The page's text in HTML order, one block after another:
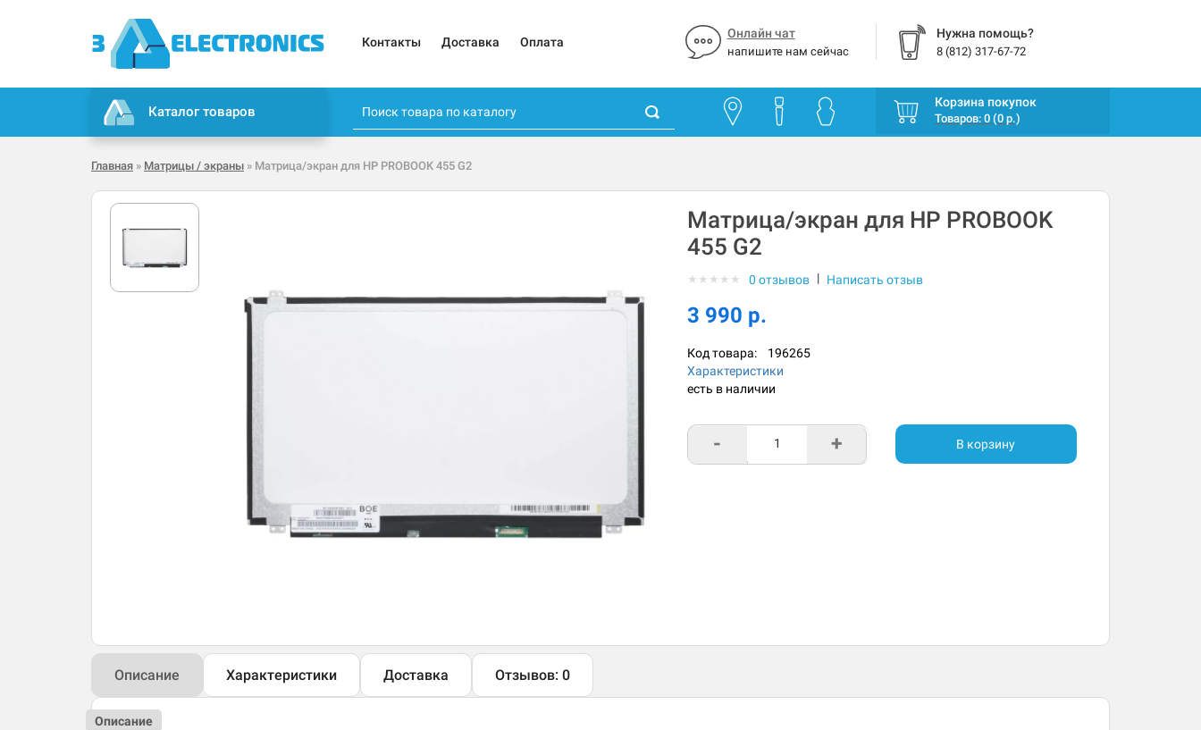
Контакты Доставка Оплата
Онлайн чат
напишите нам сейчас
Нужна помощь?
8 (812) 317-67-72
Каталог товаров
Корзина покупок
Товаров: 0 (0 р.)
Главная » Матрицы / экраны » Матрица/экран для HP PROBOOK 455 G2
Матрица/экран для HP PROBOOK
455 G2
★ ★ ★ ★ ★ 0 отзывов | Написать отзыв
3 990 р.
Код товара: 196265
Характеристики
есть в наличии
- + В корзину
Описание Характеристики Доставка Отзывов: 0
Описание